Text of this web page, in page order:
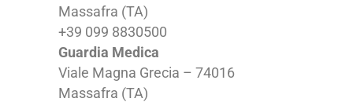
Massafra (TA)
+39 099 8830500
Guardia Medica
Viale Magna Grecia – 74016
Massafra (TA)